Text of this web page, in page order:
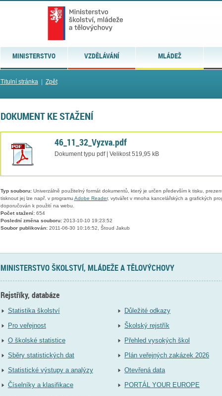
MINISTERSTVO VZDĚLÁVÁNÍ MLÁDEŽ
Titulní stránka| Zpět
DOKUMENT KE STAŽENÍ
46_11_32_Vyzva.pdf
Dokument typu pdf | Velikost 519,95 kB
Typ souboru:Univerzálně použitelný formát dokumentů, který je určen především k tisku,
tisknout jej lze např. v programu Adobe Reader, vytvářet v mnoha kancelářských a grafických
doporučován k použití na webu.
Počet stažení:654
Poslední změna souboru:2013-10-10 19:23:52
Soubor publikován:2011-06-30 10:16:52, Štoud Jakub
MINISTERSTVO ŠKOLSTVÍ, MLÁDEŽE A TĚLOVÝCHOVY
Rejstříky, databáze
Statistika školství
Pro veřejnost
O školské statistice
Sběry statistických dat
Statistické výstupy a analýzy
Číselníky a klasifikace
Důležité odkazy
Školský rejstřík
Přehled vysokých škol
Plán veřejných zakázek 2026
Otevřená data
PORTÁL YOUR EUROPE